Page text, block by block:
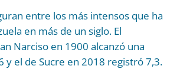
entre los más intensos que ha
en más de un siglo. El
Narciso en 1900 alcanzó una
y el de Sucre en 2018 registró 7,3.